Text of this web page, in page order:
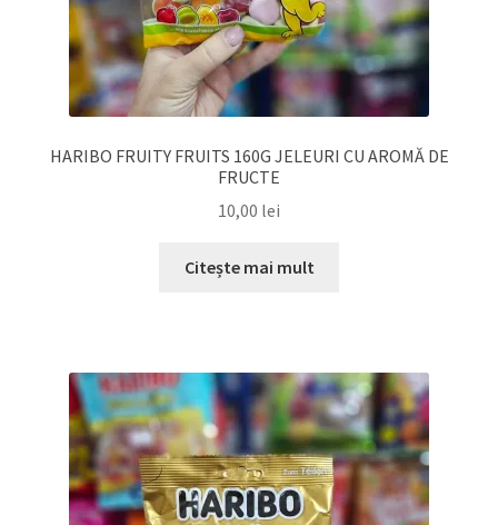
HARIBO FRUITY FRUITS 160G JELEURI CU AROMĂ DE
FRUCTE
10,00 lei
Citește mai mult